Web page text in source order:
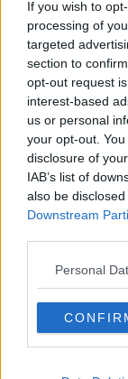
If you wish to
processing of
targeted
section to
opt-out request
interest-based
us or personal
your opt-out.
disclosure of
IAB’s list of
also be
Downstream
Personal
Gerade In